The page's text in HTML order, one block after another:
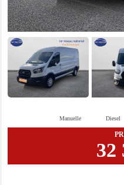
Manuelle Diesel
32